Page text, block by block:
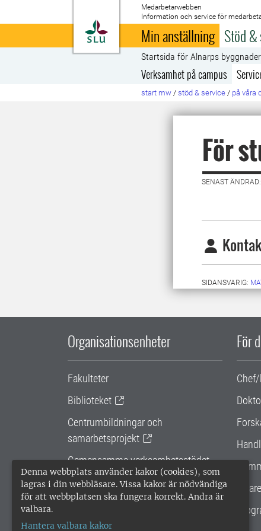
Denna webbplats använder kakor (cookies), som
lagras i din webbläsare. Vissa kakor är nödvändiga
för att webbplatsen ska fungera korrekt. Andra är
valbara.
Hantera valbara kakor
Till startsida
Medarbetarwebben
Information och service för
Min anställning Stöd
Startsida för Alnarps byggnader
Verksamhet på campus
start mw / stöd & service / på våra
För
SENAST
SIDANSVARIG:
Organisationsenheter
Fakulteter
Biblioteket
Centrumbildningar och
samarbetsprojekt
Gemensamma verksamhetsstödet
SLU Holding
För